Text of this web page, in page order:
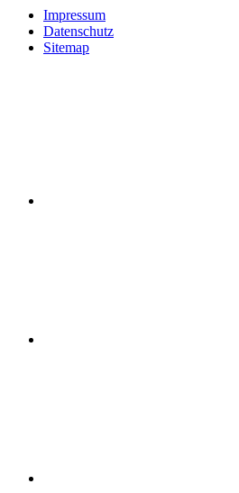
Impressum
Datenschutz
Sitemap